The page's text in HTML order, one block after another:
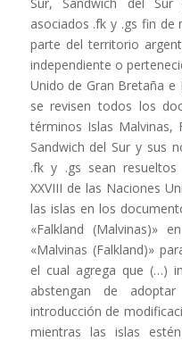
asociados .fk y .gs fin de
parte del territorio
independiente o
Unido de Gran Bretaña e
se revisen todos los
términos Islas Malvinas,
Sandwich del Sur y sus
.fk y .gs sean
XXVIII de las Naciones
las islas en los
«Falkland (Malvinas)»
«Malvinas (Falkland)»
el cual agrega que (…)
abstengan de
introducción de
mientras las islas